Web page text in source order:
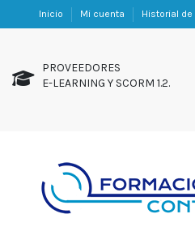
Inicio Mi cuenta Historial
PROVEEDORES
E-LEARNING Y SCORM 1.2.